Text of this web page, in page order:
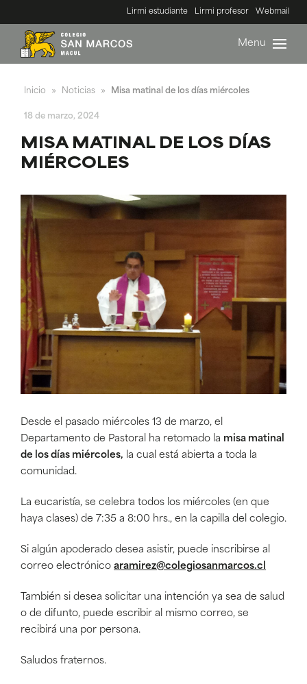
Lirmi estudiante Lirmi profesor Webmail
Menu
Inicio » Noticias » Misa matinal de los días miércoles
18 de marzo, 2024
MISA MATINAL DE LOS DÍAS
MIÉRCOLES
Desde el pasado miércoles 13 de marzo, el
Departamento de Pastoral ha retomado la misa matinal
de los días miércoles, la cual está abierta a toda la
comunidad.
La eucaristía, se celebra todos los miércoles (en que
haya clases) de 7:35 a 8:00 hrs., en la capilla del colegio.
Si algún apoderado desea asistir, puede inscribirse al
correo electrónico aramirez@colegiosanmarcos.cl
También si desea solicitar una intención ya sea de salud
o de difunto, puede escribir al mismo correo, se
recibirá una por persona.
Saludos fraternos.